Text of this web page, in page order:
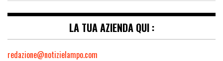
LA TUA AZIENDA QUI :
redazione@notizielampo.com